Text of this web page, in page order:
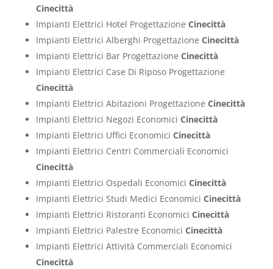
Cinecittà
Impianti Elettrici Hotel Progettazione Cinecittà
Impianti Elettrici Alberghi Progettazione Cinecittà
Impianti Elettrici Bar Progettazione Cinecittà
Impianti Elettrici Case Di Riposo Progettazione
Cinecittà
Impianti Elettrici Abitazioni Progettazione Cinecittà
Impianti Elettrici Negozi Economici Cinecittà
Impianti Elettrici Uffici Economici Cinecittà
Impianti Elettrici Centri Commerciali Economici
Cinecittà
Impianti Elettrici Ospedali Economici Cinecittà
Impianti Elettrici Studi Medici Economici Cinecittà
Impianti Elettrici Ristoranti Economici Cinecittà
Impianti Elettrici Palestre Economici Cinecittà
Impianti Elettrici Attività Commerciali Economici
Cinecittà